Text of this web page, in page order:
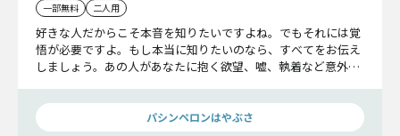
一部無料 二人用
好きな人だからこそ本音を知りたいですよね。でもそれには覚
悟が必要ですよ。もし本当に知りたいのなら、すべてをお伝え
しましょう。あの人があなたに抱く欲望、嘘、執着など意外な
下す決意もお話しします。
パシンペロンはやぶさ